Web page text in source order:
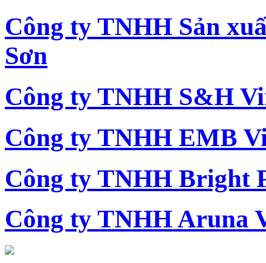
Công ty TNHH Sản
Sơn
Công ty TNHH S&H
Công ty TNHH EMB
Công ty TNHH Bright
Công ty TNHH Aruna